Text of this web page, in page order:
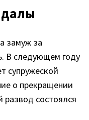
замуж за
В следующем году
супружеской
о прекращении
состоялся